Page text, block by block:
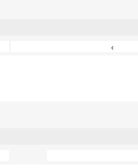
‹